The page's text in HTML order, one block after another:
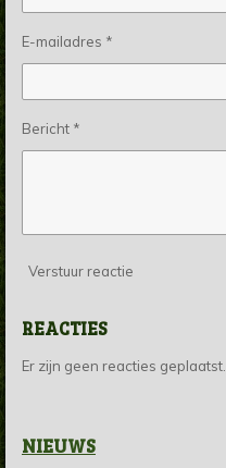
E-mailadres *
Bericht *
Verstuur reactie
REACTIES
Er zijn geen reacties geplaatst.
NIEUWS